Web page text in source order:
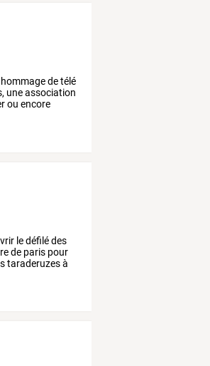
hommagedetélé
uneassociation
ou encore
ledéfilédes
de paris pour
taraderuzesà